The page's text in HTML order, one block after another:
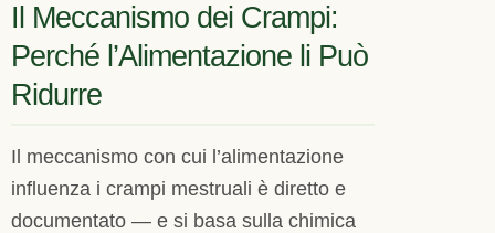
Il Meccanismo dei Crampi:
Perché l’Alimentazione li Può
Ridurre
Il meccanismo con cui l’alimentazione
influenza i crampi mestruali è diretto e
documentato — e si basa sulla chimica